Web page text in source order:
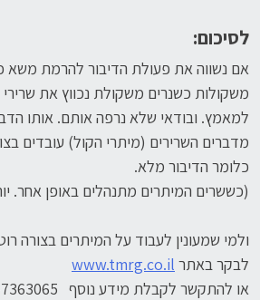
לסיכום:
אם נשווה את פעולת הדיבור להרמת משא
משקולות כשנרים משקולת נכווץ את שרירי
למאמץ. ובודאי שלא נרפה אותם. אותו
מדברים השרירים (מיתרי הקול) עובדים
כלומר הדיבור מלא.
(כששרים המיתרים מתנהלים באופן אחר.
ולמי שמעונין לעבוד על המיתרים בצורה
לבקר באתר www.tmrg.co.il
או להתקשר לקבלת מידע נוסף 03-7363065